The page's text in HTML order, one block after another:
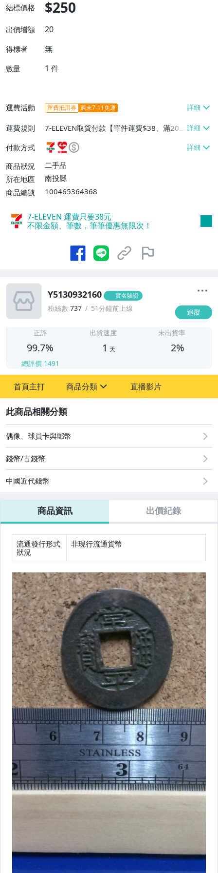
結標價格 $250
出價增額 20
得標者 無
數量 1 件
運費活動 運費抵用券 週末7-11免運
運費規則
7-ELEVEN取貨付款【單件運費$38、滿20
件或消費滿$20000免運費】、萊爾富取貨
付款【單件運費$60、滿20件或消費滿$20
000免運費】、郵局掛號【單件運費$40、
滿20件或消費滿$20000免運費】
付款方式
商品狀況
二手品
所在地區
南投縣
商品編號
100465364368
7-ELEVEN 運費只要38元
不限金額、筆數，筆筆優惠無限次！
Y5130932160 實名驗證
粉絲數 737 51分鐘前上線 追蹤
正評
99.7%
總評價 1491
出貨速度
1 天
未出貨率
2%
首頁主打 商品分類
古董、藝術與礦石
偶像、球員卡與郵幣
直播影片
偶像、球員卡與郵幣
錢幣/古錢幣
中國近代錢幣
商品資訊 出價紀錄
流通發行形式
狀況
非現行流通貨幣